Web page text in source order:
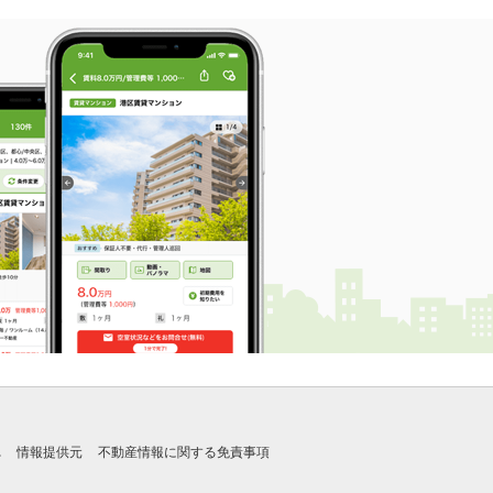
情報提供元 不動産情報に関する免責事項